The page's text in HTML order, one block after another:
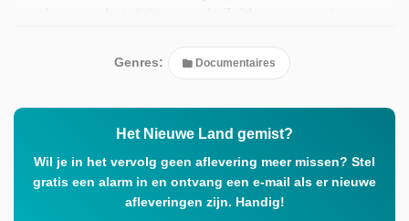
de positieve gevolgen van deze ingreep.
Genres: Documentaires
Het Nieuwe Land gemist?
Wil je in het vervolg geen aflevering meer missen? Stel
gratis een alarm in en ontvang een e-mail als er nieuwe
afleveringen zijn. Handig!